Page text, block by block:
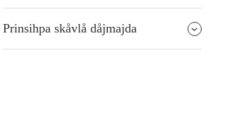
Prinsihpa skåvlå dåjmajda